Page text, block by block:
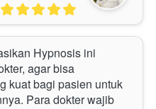
Hypnosis ini
agar bisa
kuat bagi pasien untuk
Para dokter wajib